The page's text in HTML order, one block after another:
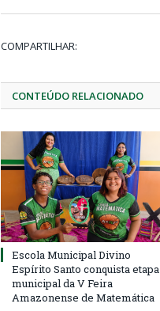
COMPARTILHAR:
CONTEÚDO RELACIONADO
Escola Municipal Divino
Espírito Santo conquista etapa
municipal da V Feira
Amazonense de Matemática